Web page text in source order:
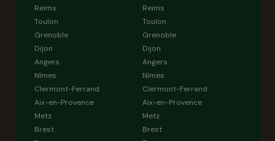
Reims
Toulon
Grenoble
Dijon
Angers
Nîmes
Clermont-Ferrand
Aix-en-Provence
Metz
Brest
Reims
Toulon
Grenoble
Dijon
Angers
Nîmes
Clermont-Ferrand
Aix-en-Provence
Metz
Brest